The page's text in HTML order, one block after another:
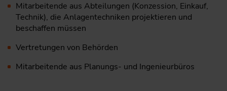
Mitarbeitende aus Abteilungen (Konzession, Einkauf,
Technik), die Anlagentechniken projektieren und
beschaffen müssen
Vertretungen von Behörden
Mitarbeitende aus Planungs- und Ingenieurbüros